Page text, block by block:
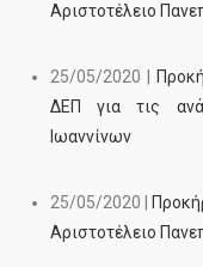
Αριστοτέλειο
25/05/2020 |
ΔΕΠ για τις
Ιωαννίνων
25/05/2020 |
Αριστοτέλειο